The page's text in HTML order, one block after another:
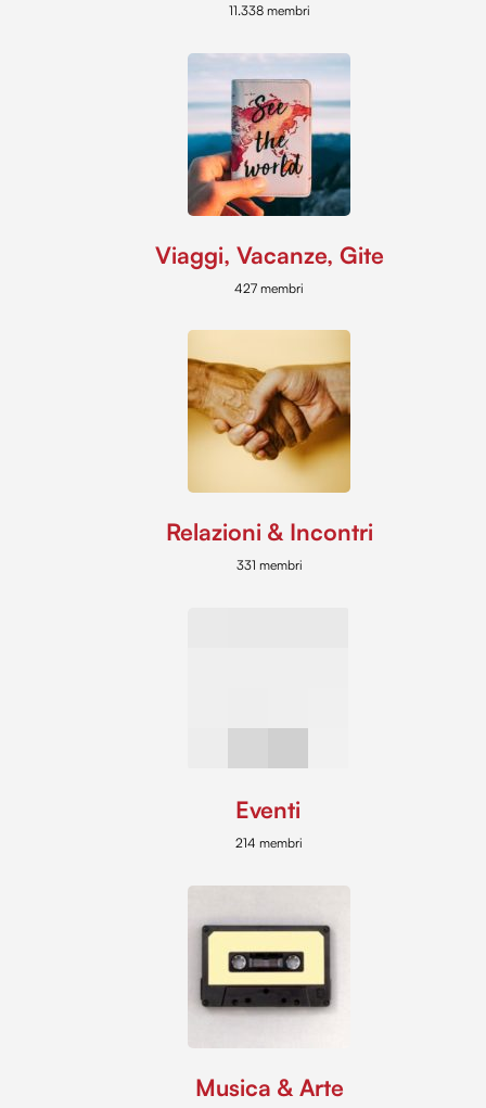
11.338 membri
Viaggi, Vacanze, Gite
427 membri
Relazioni & Incontri
331 membri
Eventi
214 membri
Musica & Arte